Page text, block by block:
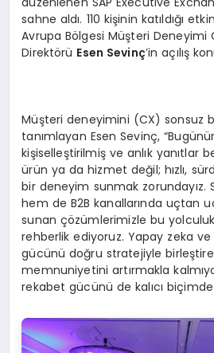
sahne aldı. 110 kişinin katıldığı
Avrupa Bölgesi Müşteri Deneyimi
Direktörü Esen Sevinç’in açılış
Müşteri deneyimini (CX) sonsuz
tanımlayan Esen Sevinç,
kişiselleştirilmiş ve anlık yanıtlar
ürün ya da hizmet değil; hızlı,
bir deneyim sunmak zorundayız.
hem de B2B kanallarında uçtan
sunan çözümlerimizle bu
rehberlik ediyoruz. Yapay zeka
gücünü doğru stratejiyle
memnuniyetini artırmakla
rekabet gücünü de kalıcı